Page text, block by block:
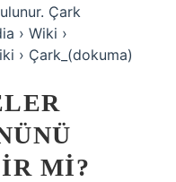
Çark
› Wiki ›
› Çark_(dokuma)
MI?